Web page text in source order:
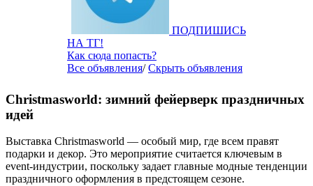
ПОДПИШИСЬ
НА ТГ!
Как сюда попасть?
Все объявления/Скрыть объявления
Christmasworld: зимний фейерверк праздничных
идей
Выставка Christmasworld — особый мир, где всем правят
подарки и декор. Это мероприятие считается ключевым в
event-индустрии, поскольку задает главные модные тенденции
праздничного оформления в предстоящем сезоне.